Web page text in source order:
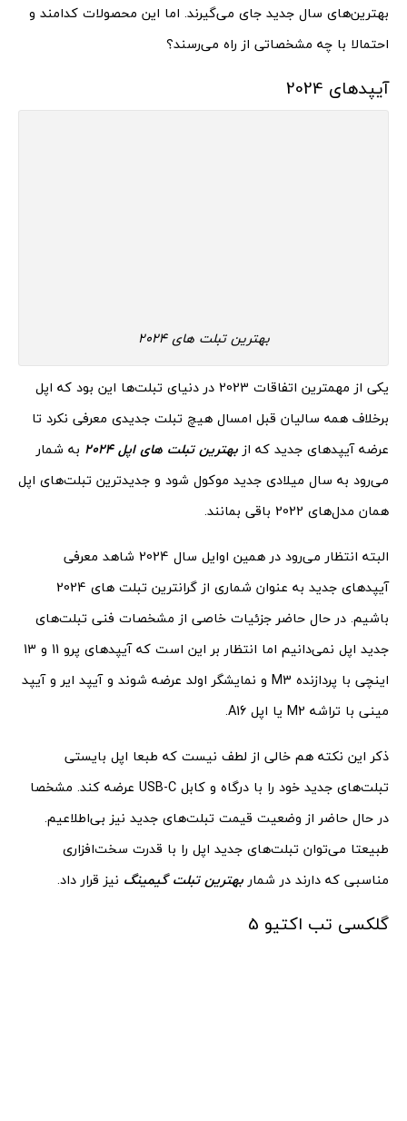
بهترین‌های سال جدید جای می‌گیرند. اما این محصولات کدامند و
احتمالا با چه مشخصاتی از راه می‌رسند؟
آیپدهای 2024
بهترین تبلت های 2024
یکی از مهمترین اتفاقات 2023 در دنیای تبلت‌ها این بود که اپل
برخلاف همه سالیان قبل امسال هیچ تبلت جدیدی معرفی نکرد تا
عرضه آیپدهای جدید که ازبهترین تبلت های اپل 2024
به شمار
می‌رود به سال میلادی جدید موکول شود و جدیدترین تبلت‌های اپل
همان مدل‌های 2022 باقی بمانند.
البته انتظار می‌رود در همین اوایل سال 2024 شاهد معرفی
آیپدهای جدید به عنوان شماری از گرانترین تبلت های 2024
باشیم. در حال حاضر جزئیات خاصی از مشخصات فنی تبلت‌های
جدید اپل نمی‌دانیم اما انتظار بر این است که آیپدهای پرو 11 و 13
اینچی با پردازنده M3 و نمایشگر اولد عرضه شوند و آیپد ایر و آیپد
مینی با تراشه M2 یا اپل A16.
ذکر این نکته هم خالی از لطف نیست که طبعا اپل بایستی
تبلت‌های جدید خود را با درگاه و کابل USB-C عرضه کند. مشخصا
در حال حاضر از وضعیت قیمت تبلت‌های جدید نیز بی‌اطلاعیم.
طبیعتا می‌توان تبلت‌های جدید اپل را با قدرت سخت‌افزاری
مناسبی که دارند در شماربهترین تبلت گیمینگ نیز قرار داد.
گلکسی تب اکتیو 5